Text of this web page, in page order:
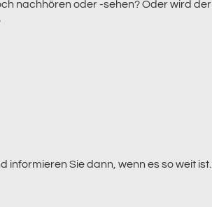
nachhören oder -sehen? Oder wird der
Sie dann, wenn es so weit ist.